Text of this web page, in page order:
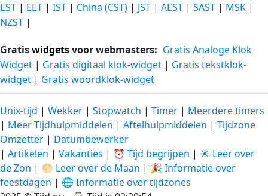
EST | EET | IST | China (CST) | JST | AEST | SAST | MSK |
NZST |
Gratiswidgetsvoor webmasters: Gratis Analoge Klok
Widget | Gratis digitaal klok-widget | Gratis tekstklok-
widget | Gratis woordklok-widget
Unix-tijd | Wekker | Stopwatch | Timer | Meerdere timers
| Meer Tijdhulpmiddelen | Aftelhulpmiddelen | Tijdzone
Omzetter | Datumbewerker
| Artikelen | Vakanties | ⏰ Tijd begrijpen | ☀️ Leer over
de Zon | 🌕 Leer over de Maan | 🎉 Informatie over
feestdagen | 🌐 Informatie over tijdzones